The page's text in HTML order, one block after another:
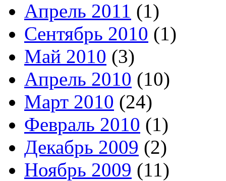
Апрель 2011 (1)
Сентябрь 2010 (1)
Май 2010 (3)
Апрель 2010 (10)
Март 2010 (24)
Февраль 2010 (1)
Декабрь 2009 (2)
Ноябрь 2009 (11)